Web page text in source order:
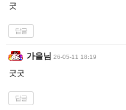
굿
답글
가을님 26-05-11 18:19
굿굿
답글